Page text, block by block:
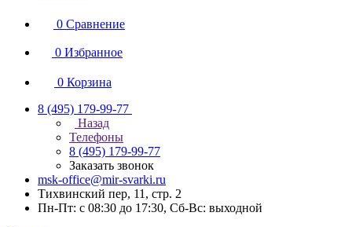
0 Сравнение
0 Избранное
0 Корзина
8 (495) 179-99-77
Назад
Телефоны
8 (495) 179-99-77
Заказать звонок
msk-office@mir-svarki.ru
Тихвинский пер, 11, стр. 2
Пн-Пт: с 08:30 до 17:30, Сб-Вс: выходной